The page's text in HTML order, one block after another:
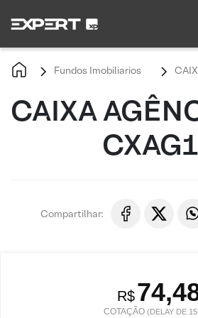
Fundos Imobiliarios
CAIXA
Compartilhar:
R$
COTAÇÃO (DELAY DE